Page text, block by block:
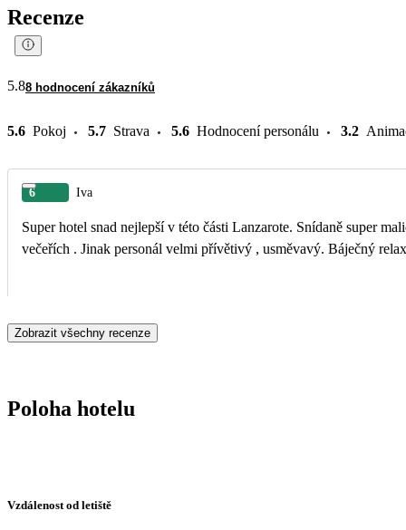
Recenze
5.88 hodnocení zákazníků
5.6 Pokoj 5.7 Strava 5.6 Hodnocení personálu 3.2
6 Iva
Super hotel snad nejlepší v této části Lanzarote. Snídaně super
večeřích . Jinak personál velmi přívětivý , usměvavý. Báječný
Zobrazit všechny recenze
Poloha hotelu
Vzdálenost od letiště